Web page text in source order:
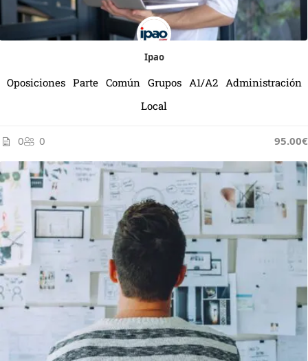
Ipao
Oposiciones Parte Común Grupos A1/A2 Administración
Local
0 0 95.00€